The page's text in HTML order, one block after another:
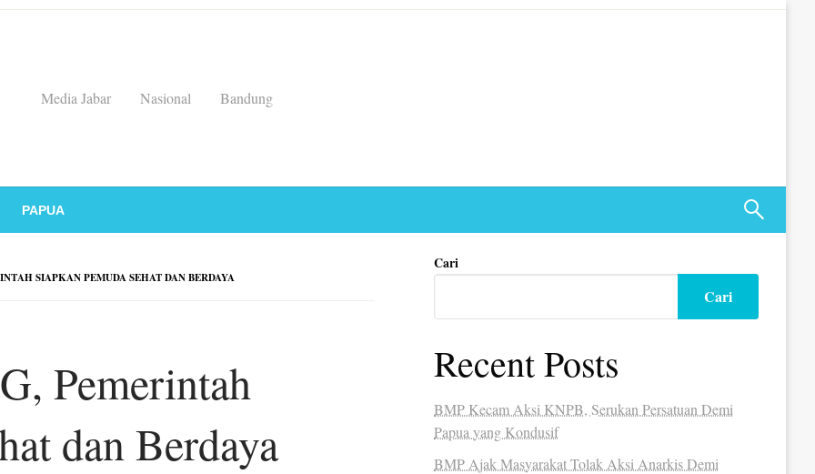
Media Jabar
Nasional Bandung
PAPUA
SIAPKAN PEMUDA SEHAT DAN BERDAYA
Pemerintah
dan Berdaya
Cari
Cari
Recent Posts
BMP Kecam Aksi KNPB, Serukan Persatuan Demi
Papua yang Kondusif
BMP Ajak Masyarakat Tolak Aksi Anarkis Demi